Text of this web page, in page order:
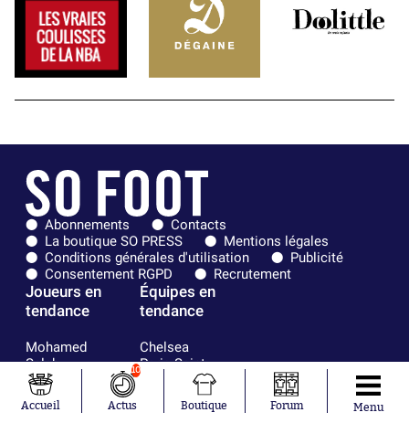
Abonnements
Contacts
La boutique SO PRESS
Mentions légales
Conditions générales d'utilisation
Publicité
Consentement RGPD
Recrutement
Joueurs en
tendance
Mohamed
Salah
Mykhailo
Mudryk
Neymar
Équipes en
tendance
Chelsea
Paris Saint-
Germain
Olympique
Accueil
10
Actus Boutique Forum Menu